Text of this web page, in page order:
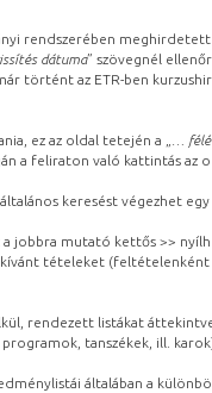
rendszerében
dátuma” szövegnél
történt az ETR-ben
ez az oldal tetején a „
…
a feliraton való kattintás az
keresést végezhet
a jobbra mutató kettős >>
tételeket (feltételenként
rendezett listákat
tanszékek, ill.
általában a